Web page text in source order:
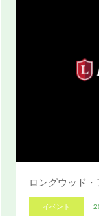
ロングウッド
イベント